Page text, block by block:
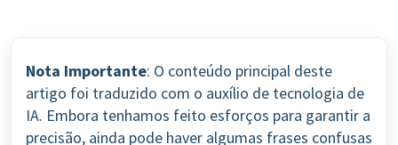
Nota Importante: O conteúdo principal deste
artigo foi traduzido com o auxílio de tecnologia de
IA. Embora tenhamos feito esforços para garantir a
precisão, ainda pode haver algumas frases confusas